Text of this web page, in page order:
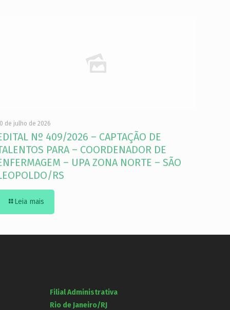
de julho de 2026
Nº 409/2026 – CAPTAÇÃO DE
PARA – COORDENADOR DE
– UPA ZONA NORTE – SÃO
RS
Leia mais
Filial Administrativa
Rio de Janeiro/RJ